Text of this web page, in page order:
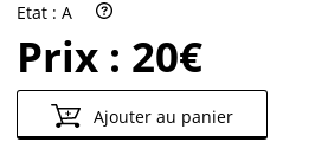
Etat : A
Prix : 20€
Ajouter au panier